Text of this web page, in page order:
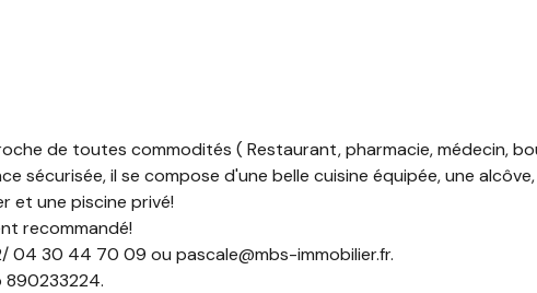
de toutes commodités ( Restaurant, pharmacie, médecin,
il se compose d'une belle cuisine équipée, une alcôve,
et une piscine privé!
recommandé!
04 30 44 70 09 ou pascale@mbs-immobilier.fr.
890233224.